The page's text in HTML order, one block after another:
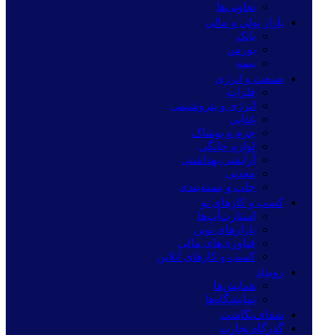
تعاونی‌ها
بازار پولی و مالی
بانک
بورس
بیمه
صنعت و انرژی
فلزات
انرژی و پتروشیمی
غذایی
چرم و پوشاک
لوازم خانگی
آرایشی بهداشتی
معدنی
چاپ و بسته‌بندی
کسب و کارهای نو
استارت‌آپ‌ها
بازارهای نوین
فناوری‌های مالی
کسب و کارهای آنلاین
رویداد
همایش‌ها
نمایشگاه‌ها
شفاف‌نگاشت
گذرگاه تجارت